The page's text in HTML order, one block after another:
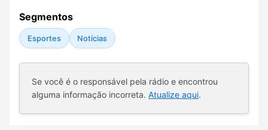
Segmentos
Esportes Notícias
Se você é o responsável pela rádio e encontrou
alguma informação incorreta. Atualize aqui.